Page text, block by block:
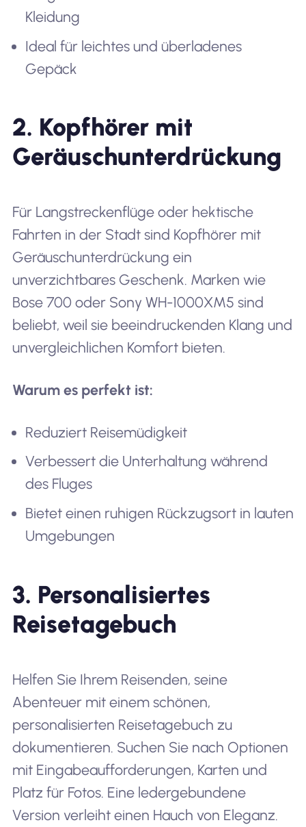
Kleidung
Ideal für leichtes und überladenes
Gepäck
2. Kopfhörer mit
Geräuschunterdrückung
Für Langstreckenflüge oder hektische
Fahrten in der Stadt sind Kopfhörer mit
Geräuschunterdrückung ein
unverzichtbares Geschenk. Marken wie
Bose 700 oder Sony WH-1000XM5 sind
beliebt, weil sie beeindruckenden Klang und
unvergleichlichen Komfort bieten.
Warum es perfekt ist:
Reduziert Reisemüdigkeit
Verbessert die Unterhaltung während
des Fluges
Bietet einen ruhigen Rückzugsort in lauten
Umgebungen
3. Personalisiertes
Reisetagebuch
Helfen Sie Ihrem Reisenden, seine
Abenteuer mit einem schönen,
personalisierten Reisetagebuch zu
dokumentieren. Suchen Sie nach Optionen
mit Eingabeaufforderungen, Karten und
Platz für Fotos. Eine ledergebundene
Version verleiht einen Hauch von Eleganz.